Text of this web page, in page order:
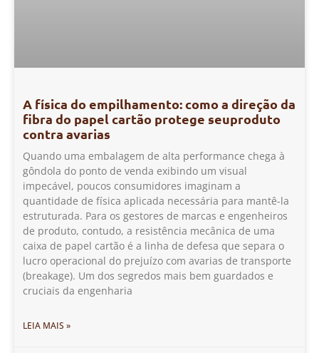
A física do empilhamento: como a direção da
fibra do papel cartão protege seuproduto
contra avarias
Quando uma embalagem de alta performance chega à
gôndola do ponto de venda exibindo um visual
impecável, poucos consumidores imaginam a
quantidade de física aplicada necessária para mantê-la
estruturada. Para os gestores de marcas e engenheiros
de produto, contudo, a resistência mecânica de uma
caixa de papel cartão é a linha de defesa que separa o
lucro operacional do prejuízo com avarias de transporte
(breakage). Um dos segredos mais bem guardados e
cruciais da engenharia
LEIA MAIS »